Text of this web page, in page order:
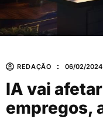
REDAÇÃO 06/02/2024
IA vai
empregos,